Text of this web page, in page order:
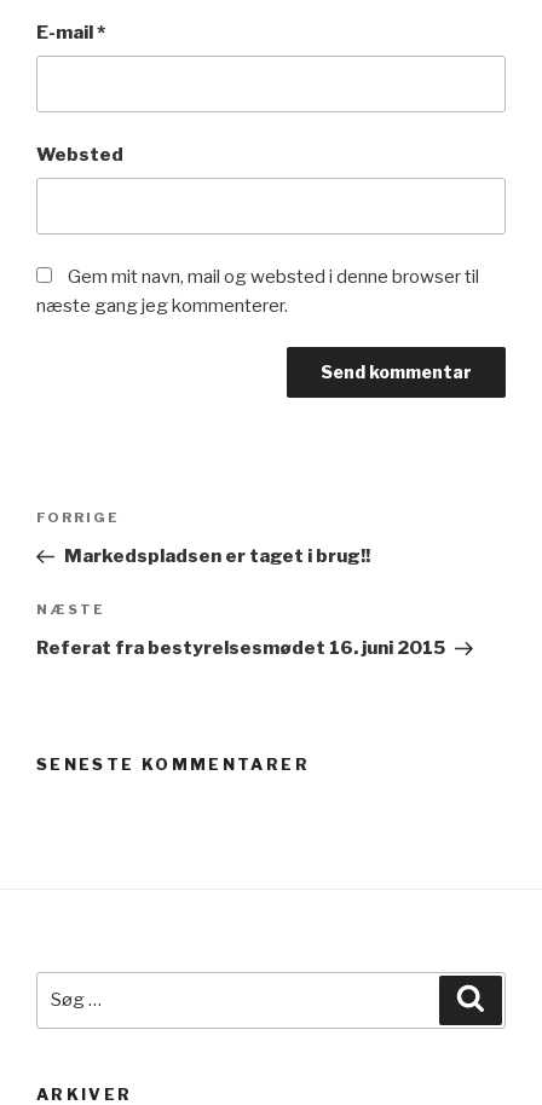
E-mail*
Websted
Gem mit navn, mail og websted i denne browser til
næste gang jeg kommenterer.
Forrige
indlæg
FORRIGE
Markedspladsen er taget i brug!!
Næste
indlæg
NÆSTE
Referat fra bestyrelsesmødet 16. juni 2015
SENESTE KOMMENTARER
efter:
ARKIVER